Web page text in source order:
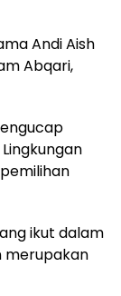
Andi Aish
Abqari,
ikut dalam
merupakan